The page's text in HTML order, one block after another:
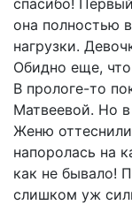
она полностью
нагрузки.
Обидно еще,
В прологе-то
Матвеевой. Но
Женю
напоролась на
как не бывало!
слишком уж